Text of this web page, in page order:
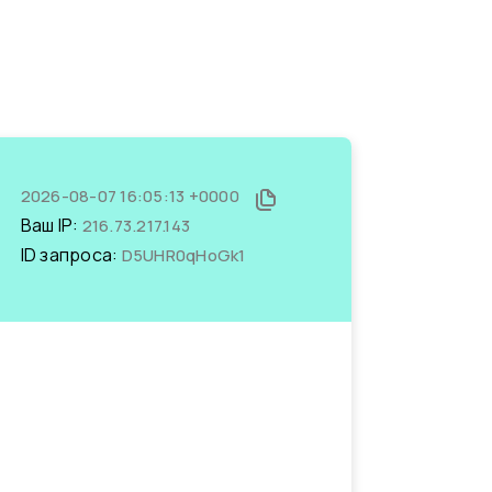
2026-08-07 16:05:13 +0000
Ваш IP: 216.73.217.143
ID запроса: D5UHR0qHoGk1